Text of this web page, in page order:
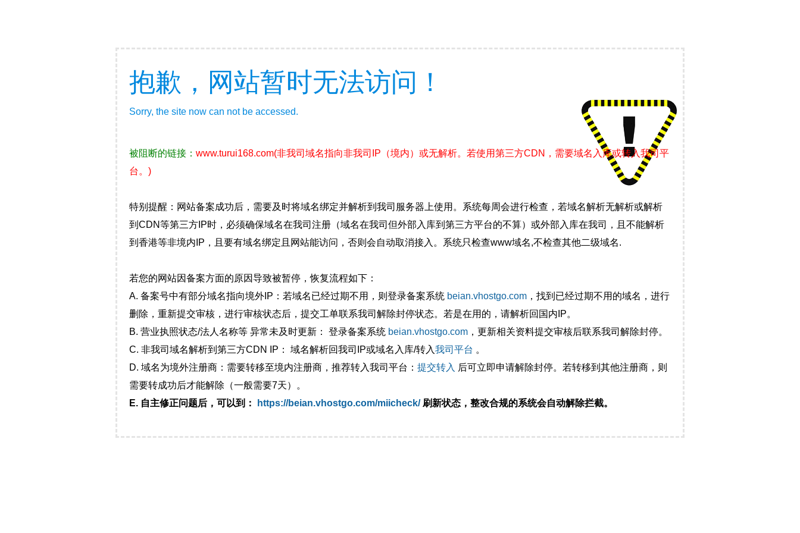
抱歉，网站暂时无法访问！
Sorry, the site now can not be accessed.
被阻断的链接： www.turui168.com(非我司域名指向非我司IP（境内）或无解析。若使用第三方CDN，需要域名入库或转入我司平
台。)
特别提醒：网站备案成功后，需要及时将域名绑定并解析到我司服务器上使用。系统每周会进行检查，若域名解析无解析或解析
到CDN等第三方IP时，必须确保域名在我司注册（域名在我司但外部入库到第三方平台的不算）或外部入库在我司，且不能解析
到香港等非境内IP，且要有域名绑定且网站能访问，否则会自动取消接入。系统只检查www域名,不检查其他二级域名.
若您的网站因备案方面的原因导致被暂停，恢复流程如下：
A. 备案号中有部分域名指向境外IP：若域名已经过期不用，则登录备案系统 beian.vhostgo.com ，找到已经过期不用的域名，进行
删除，重新提交审核，进行审核状态后，提交工单联系我司解除封停状态。若是在用的，请解析回国内IP。
B. 营业执照状态/法人名称等 异常未及时更新： 登录备案系统 beian.vhostgo.com ，更新相关资料提交审核后联系我司解除封停。
C. 非我司域名解析到第三方CDN IP： 域名解析回我司IP或域名入库/转入我司平台 。
D. 域名为境外注册商：需要转移至境内注册商，推荐转入我司平台： 提交转入 后可立即申请解除封停。若转移到其他注册商，则
需要转成功后才能解除（一般需要7天）。
E. 自主修正问题后，可以到：
https://beian.vhostgo.com/miicheck/刷新状态，整改合规的系统会自动解除拦截。